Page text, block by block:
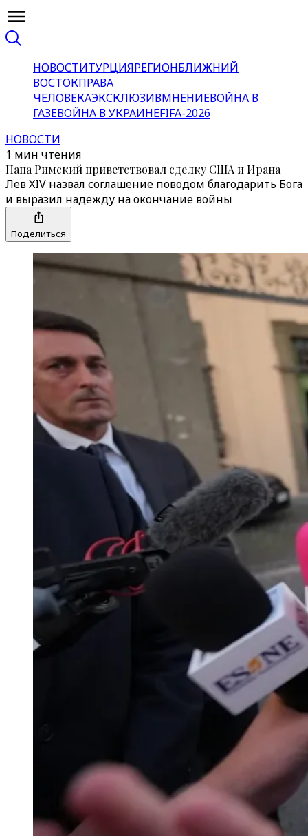
НОВОСТИТУРЦИЯРЕГИОНБЛИЖНИЙ
ВОСТОКПРАВА
ЧЕЛОВЕКАЭКСКЛЮЗИВМНЕНИЕВОЙНА В
ГАЗЕВОЙНА В УКРАИНЕFIFA-2026
НОВОСТИ
1 мин чтения
Папа Римский приветствовал сделку США и Ирана
Лев XIV назвал соглашение поводом благодарить Бога
и выразил надежду на окончание войны
Поделиться